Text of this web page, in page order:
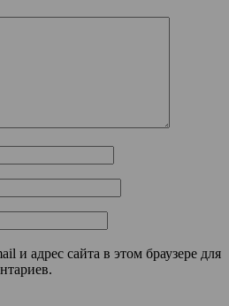
и адрес сайта в этом браузере для